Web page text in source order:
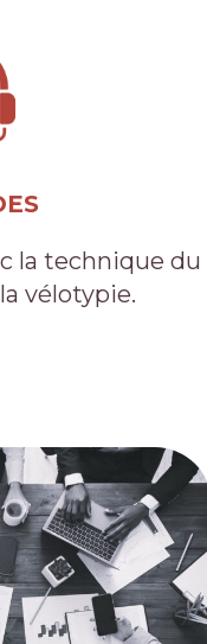
la technique du
vélotypie.